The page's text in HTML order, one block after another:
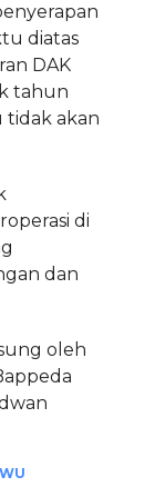
diatas
DAK
tahun
akan
di
dan
oleh